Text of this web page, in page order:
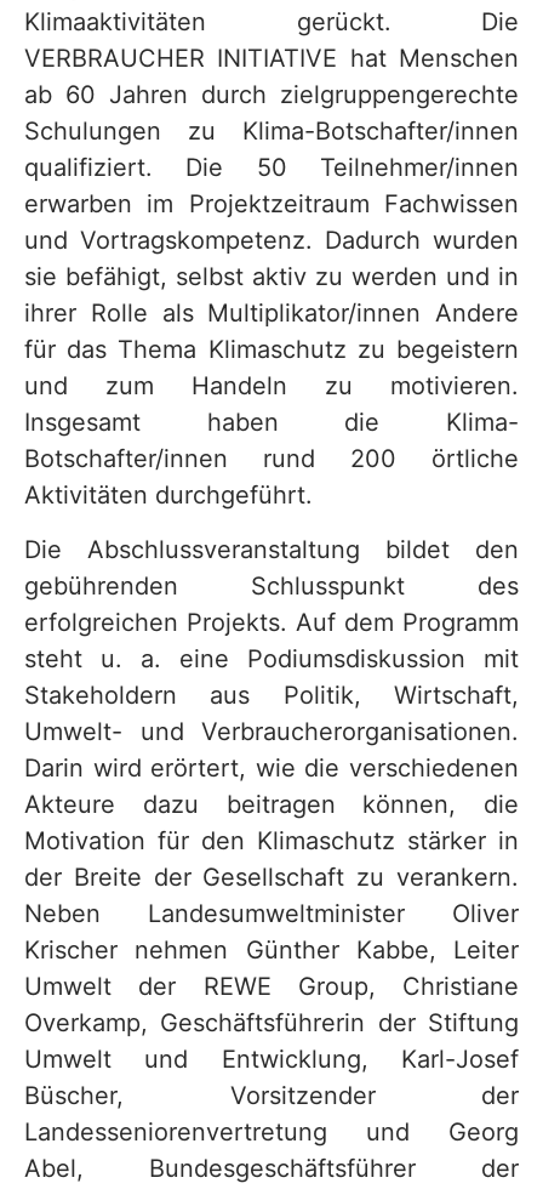
Klimaaktivitäten gerückt. Die
VERBRAUCHER INITIATIVE hat Menschen
ab 60 Jahren durch zielgruppengerechte
Schulungen zu Klima-Botschafter/innen
qualifiziert. Die 50 Teilnehmer/innen
erwarben im Projektzeitraum Fachwissen
und Vortragskompetenz. Dadurch wurden
sie befähigt, selbst aktiv zu werden und in
ihrer Rolle als Multiplikator/innen Andere
für das Thema Klimaschutz zu begeistern
und zum Handeln zu motivieren.
Insgesamt haben die Klima-
Botschafter/innen rund 200 örtliche
Aktivitäten durchgeführt.
Die Abschlussveranstaltung bildet den
gebührenden Schlusspunkt des
erfolgreichen Projekts. Auf dem Programm
steht u. a. eine Podiumsdiskussion mit
Stakeholdern aus Politik, Wirtschaft,
Umwelt- und Verbraucherorganisationen.
Darin wird erörtert, wie die verschiedenen
Akteure dazu beitragen können, die
Motivation für den Klimaschutz stärker in
der Breite der Gesellschaft zu verankern.
Neben Landesumweltminister Oliver
Krischer nehmen Günther Kabbe, Leiter
Umwelt der REWE Group, Christiane
Overkamp, Geschäftsführerin der Stiftung
Umwelt und Entwicklung, Karl-Josef
Büscher, Vorsitzender der
Landesseniorenvertretung und Georg
Abel, Bundesgeschäftsführer der